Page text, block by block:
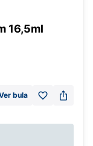
16,5ml
bula